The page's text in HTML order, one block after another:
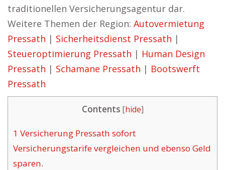
traditionellen Versicherungsagentur dar.
Weitere Themen der Region: Autovermietung
Pressath | Sicherheitsdienst Pressath |
Steueroptimierung Pressath | Human Design
Pressath | Schamane Pressath | Bootswerft
Pressath
Contents [hide]
1 Versicherung Pressath sofort
Versicherungstarife vergleichen und ebenso Geld
sparen.